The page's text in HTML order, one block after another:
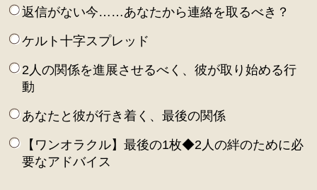
返信がない今……あなたから連絡を取るべき？
ケルト十字スプレッド
2人の関係を進展させるべく、彼が取り始める行
動
あなたと彼が行き着く、最後の関係
【ワンオラクル】最後の1枚◆2人の絆のために必
要なアドバイス